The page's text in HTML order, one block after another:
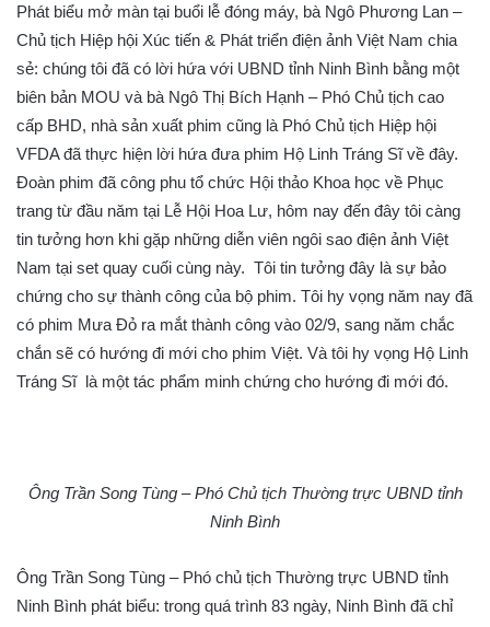
Phát biểu mở màn tại buổi lễ đóng máy, bà Ngô Phương Lan –
Chủ tịch Hiệp hội Xúc tiến & Phát triển điện ảnh Việt Nam chia
sẻ: chúng tôi đã có lời hứa với UBND tỉnh Ninh Bình bằng một
biên bản MOU và bà Ngô Thị Bích Hạnh – Phó Chủ tịch cao
cấp BHD, nhà sản xuất phim cũng là Phó Chủ tịch Hiệp hội
VFDA đã thực hiện lời hứa đưa phim Hộ Linh Tráng Sĩ về đây.
Đoàn phim đã công phu tổ chức Hội thảo Khoa học về Phục
trang từ đầu năm tại Lễ Hội Hoa Lư, hôm nay đến đây tôi càng
tin tưởng hơn khi gặp những diễn viên ngôi sao điện ảnh Việt
Nam tại set quay cuối cùng này. Tôi tin tưởng đây là sự bảo
chứng cho sự thành công của bộ phim. Tôi hy vọng năm nay đã
có phim Mưa Đỏ ra mắt thành công vào 02/9, sang năm chắc
chắn sẽ có hướng đi mới cho phim Việt. Và tôi hy vọng Hộ Linh
Tráng Sĩ là một tác phẩm minh chứng cho hướng đi mới đó.
Ông Trần Song Tùng – Phó Chủ tịch Thường trực UBND tỉnh
Ninh Bình
Ông Trần Song Tùng – Phó chủ tịch Thường trực UBND tỉnh
Ninh Bình phát biểu: trong quá trình 83 ngày, Ninh Bình đã chỉ